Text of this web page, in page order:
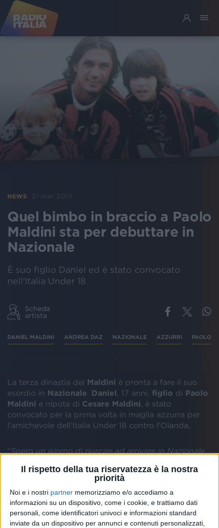
Il rispetto della tua riservatezza è la nostra
priorità
Noi e i nostri partner memorizziamo e/o accediamo a
informazioni su un dispositivo, come i cookie, e trattiamo dati
personali, come identificatori univoci e informazioni standard
inviate da un dispositivo per annunci e contenuti personalizzati,
NEWS 21 mar 2019
Quel bimbo in braccio a Paolo
Maldini sta per debuttare in
Nazionale
È suo figlio Daniel ed è stato convocato
nell'Italia Under 18
Scheda
artista
DANIEL MALDINI ANDREA DAZ NAZIONALE AZZURRI PAOLO
La terza dinastia dei Maldini è pronta a fare il suo
esordio in Nazionale Daniel , 17 anni, figlio di Paolo
Maldini e nipote di Cesare Maldini , è stato
convocato per la prima volta in maglia azzurra per
l'amichevole dell'Italia Under 18 contro l'Olanda.
“Spero un giorno di riuscire ad arrivare in Nazionale
dichiarato Daniel, che ricorda un po' il papà nelle
movenze di gioco anche se fa un ruolo totalmente
diverso, cioè il centrocampista offensivo.